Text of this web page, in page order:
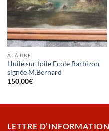
A LA UNE
Huile sur toile Ecole Barbizon
signée M.Bernard
150,00€
LETTRE D’INFORMATION